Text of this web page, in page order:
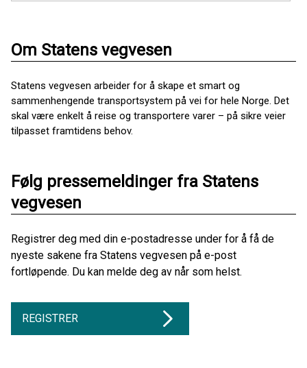
Om Statens vegvesen
Statens vegvesen arbeider for å skape et smart og
sammenhengende transportsystem på vei for hele Norge. Det
skal være enkelt å reise og transportere varer – på sikre veier
tilpasset framtidens behov.
Følg pressemeldinger fra Statens
vegvesen
Registrer deg med din e-postadresse under for å få de
nyeste sakene fra Statens vegvesen på e-post
fortløpende. Du kan melde deg av når som helst.
REGISTRER